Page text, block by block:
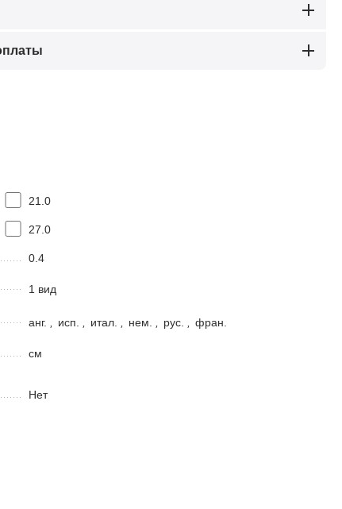
21.0
27.0
0.4
1 вид
анг. исп. итал. нем. рус. фран.
см
Нет